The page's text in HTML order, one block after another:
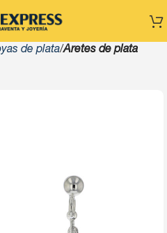
de plata Aretes de plata